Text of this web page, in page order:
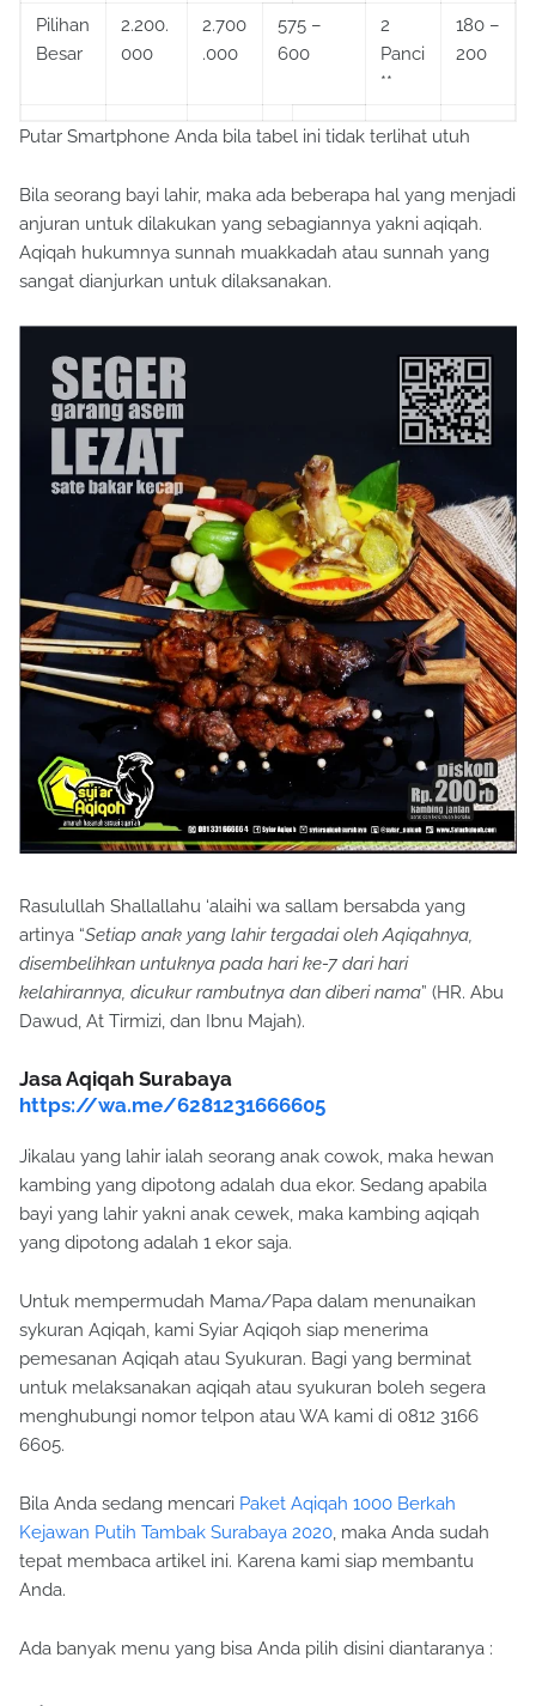
Pilihan
Besar
2.200.
000
2.700
.000
575 –
600
2
Panci
**
180 –
200
Putar Smartphone Anda bila tabel ini tidak terlihat utuh
Bila seorang bayi lahir, maka ada beberapa hal yang menjadi
anjuran untuk dilakukan yang sebagiannya yakni aqiqah.
Aqiqah hukumnya sunnah muakkadah atau sunnah yang
sangat dianjurkan untuk dilaksanakan.
Rasulullah Shallallahu ‘alaihi wa sallam bersabda yang
artinya “Setiap anak yang lahir tergadai oleh Aqiqahnya,
disembelihkan untuknya pada hari ke-7 dari hari
kelahirannya, dicukur rambutnya dan diberi nama” (HR. Abu
Dawud, At Tirmizi, dan Ibnu Majah).
Jasa Aqiqah Surabaya
https://wa.me/6281231666605
Jikalau yang lahir ialah seorang anak cowok, maka hewan
kambing yang dipotong adalah dua ekor. Sedang apabila
bayi yang lahir yakni anak cewek, maka kambing aqiqah
yang dipotong adalah 1 ekor saja.
Untuk mempermudah Mama/Papa dalam menunaikan
sykuran Aqiqah, kami Syiar Aqiqoh siap menerima
pemesanan Aqiqah atau Syukuran. Bagi yang berminat
untuk melaksanakan aqiqah atau syukuran boleh segera
menghubungi nomor telpon atau WA kami di 0812 3166
6605.
Bila Anda sedang mencari Paket Aqiqah 1000 Berkah
Kejawan Putih Tambak Surabaya 2020, maka Anda sudah
tepat membaca artikel ini. Karena kami siap membantu
Anda.
Ada banyak menu yang bisa Anda pilih disini diantaranya :